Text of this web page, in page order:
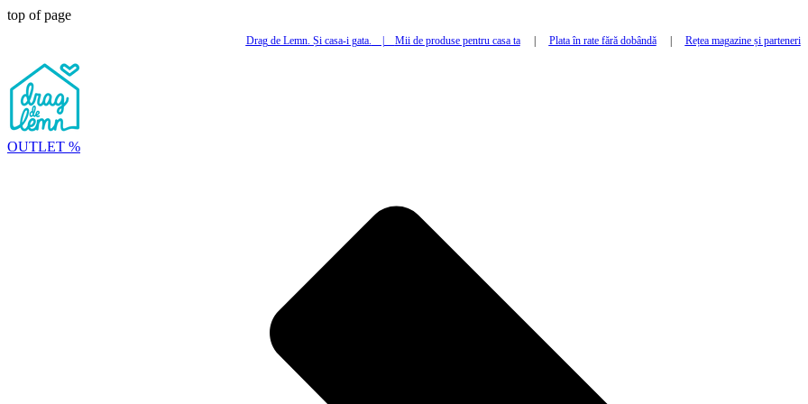
top of page
Drag de Lemn. Și casa-i gata. Mii de produse pentru casa ta| Plata în rate fără dobândă| Rețea magazine și parteneri
OUTLET %